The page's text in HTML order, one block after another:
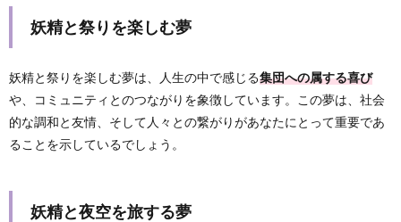
妖精と祭りを楽しむ夢
妖精と祭りを楽しむ夢は、人生の中で感じる集団への属する喜び
や、コミュニティとのつながりを象徴しています。この夢は、社会
的な調和と友情、そして人々との繋がりがあなたにとって重要であ
ることを示しているでしょう。
妖精と夜空を旅する夢